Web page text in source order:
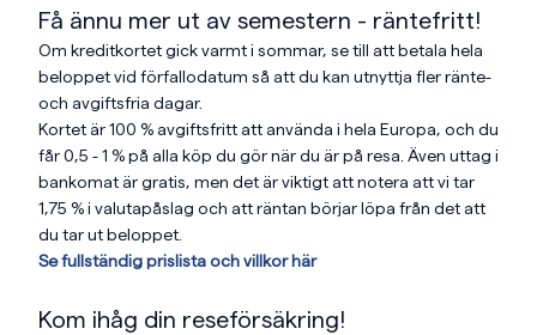
Få ännu mer ut av semestern - räntefritt!
Om kreditkortet gick varmt i sommar, se till att betala hela
beloppet vid förfallodatum så att du kan utnyttja fler ränte-
och avgiftsfria dagar.
Kortet är 100 % avgiftsfritt att använda i hela Europa, och du
får 0,5 - 1 % på alla köp du gör när du är på resa. Även uttag i
bankomat är gratis, men det är viktigt att notera att vi tar
1,75 % i valutapåslag och att räntan börjar löpa från det att
du tar ut beloppet.
Se fullständig prislista och villkor här
Kom ihåg din reseförsäkring!